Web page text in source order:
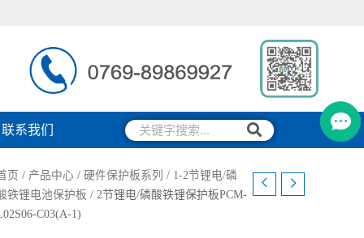
联系我们
搜
索
搜
索
页 / 产品中心 / 硬件保护板系列 / 1-2节锂电/磷
铁锂电池保护板 / 2节锂电/磷酸铁锂保护板PCM-
C03(A-1)